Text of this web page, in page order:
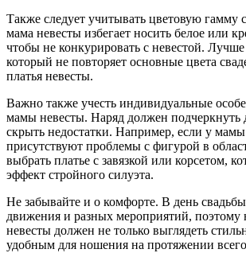
Также следует учитывать цветовую гамму
мама невесты избегает носить белое или
чтобы не конкурировать с невестой.
который не повторяет основные цвета
платья невесты.
Важно также учесть индивидуальные
мамы невесты. Наряд должен подчеркнуть
скрыть недостатки. Например, если у
присутствуют проблемы с фигурой в
выбрать платье с завязкой или корсетом,
эффект стройного силуэта.
Не забывайте и о комфорте. В день
движения и разных мероприятий, поэтому
невесты должен не только выглядеть
удобным для ношения на протяжении